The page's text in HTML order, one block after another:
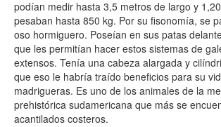
podían medir hasta 3,5 metros de largo y
pesaban hasta 850 kg. Por su fisonomía, se
oso hormiguero. Poseían en sus patas
que les permitían hacer estos sistemas de
extensos. Tenía una cabeza alargada y
que eso le habría traído beneficios para su
madrigueras. Es uno de los animales de la
prehistórica sudamericana que más se
acantilados costeros.